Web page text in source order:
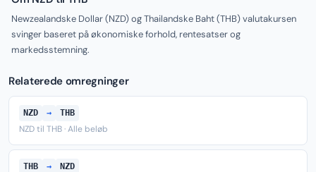
Newzealandske Dollar (NZD) og Thailandske Baht (THB) valutakursen
svinger baseret på økonomiske forhold, rentesatser og
markedsstemning.
Relaterede omregninger
NZD → THB
NZD til THB · Alle beløb
THB → NZD